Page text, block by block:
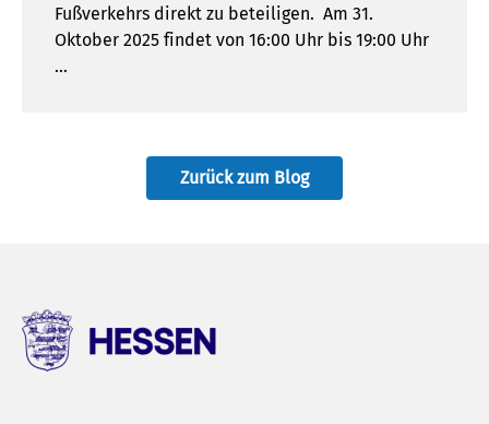
Fußverkehrs direkt zu beteiligen. Am 31.
Oktober 2025 findet von 16:00 Uhr bis 19:00 Uhr
…
Zurück zum Blog